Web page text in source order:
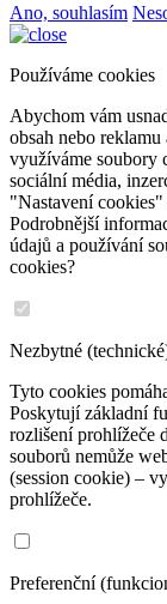
Ano, souhlasím
Používáme cookies
Abychom vám
obsah nebo
využíváme soubory
sociální média,
"Nastavení
Podrobnější
údajů a používání
cookies?
Nezbytné
Tyto cookies
Poskytují základní
rozlišení prohlížeče
souborů nemůže
(session cookie) –
prohlížeče.
Preferenční